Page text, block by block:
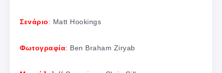
Σενάριο: Matt Hookings
Φωτογραφία: Ben Braham Ziryab